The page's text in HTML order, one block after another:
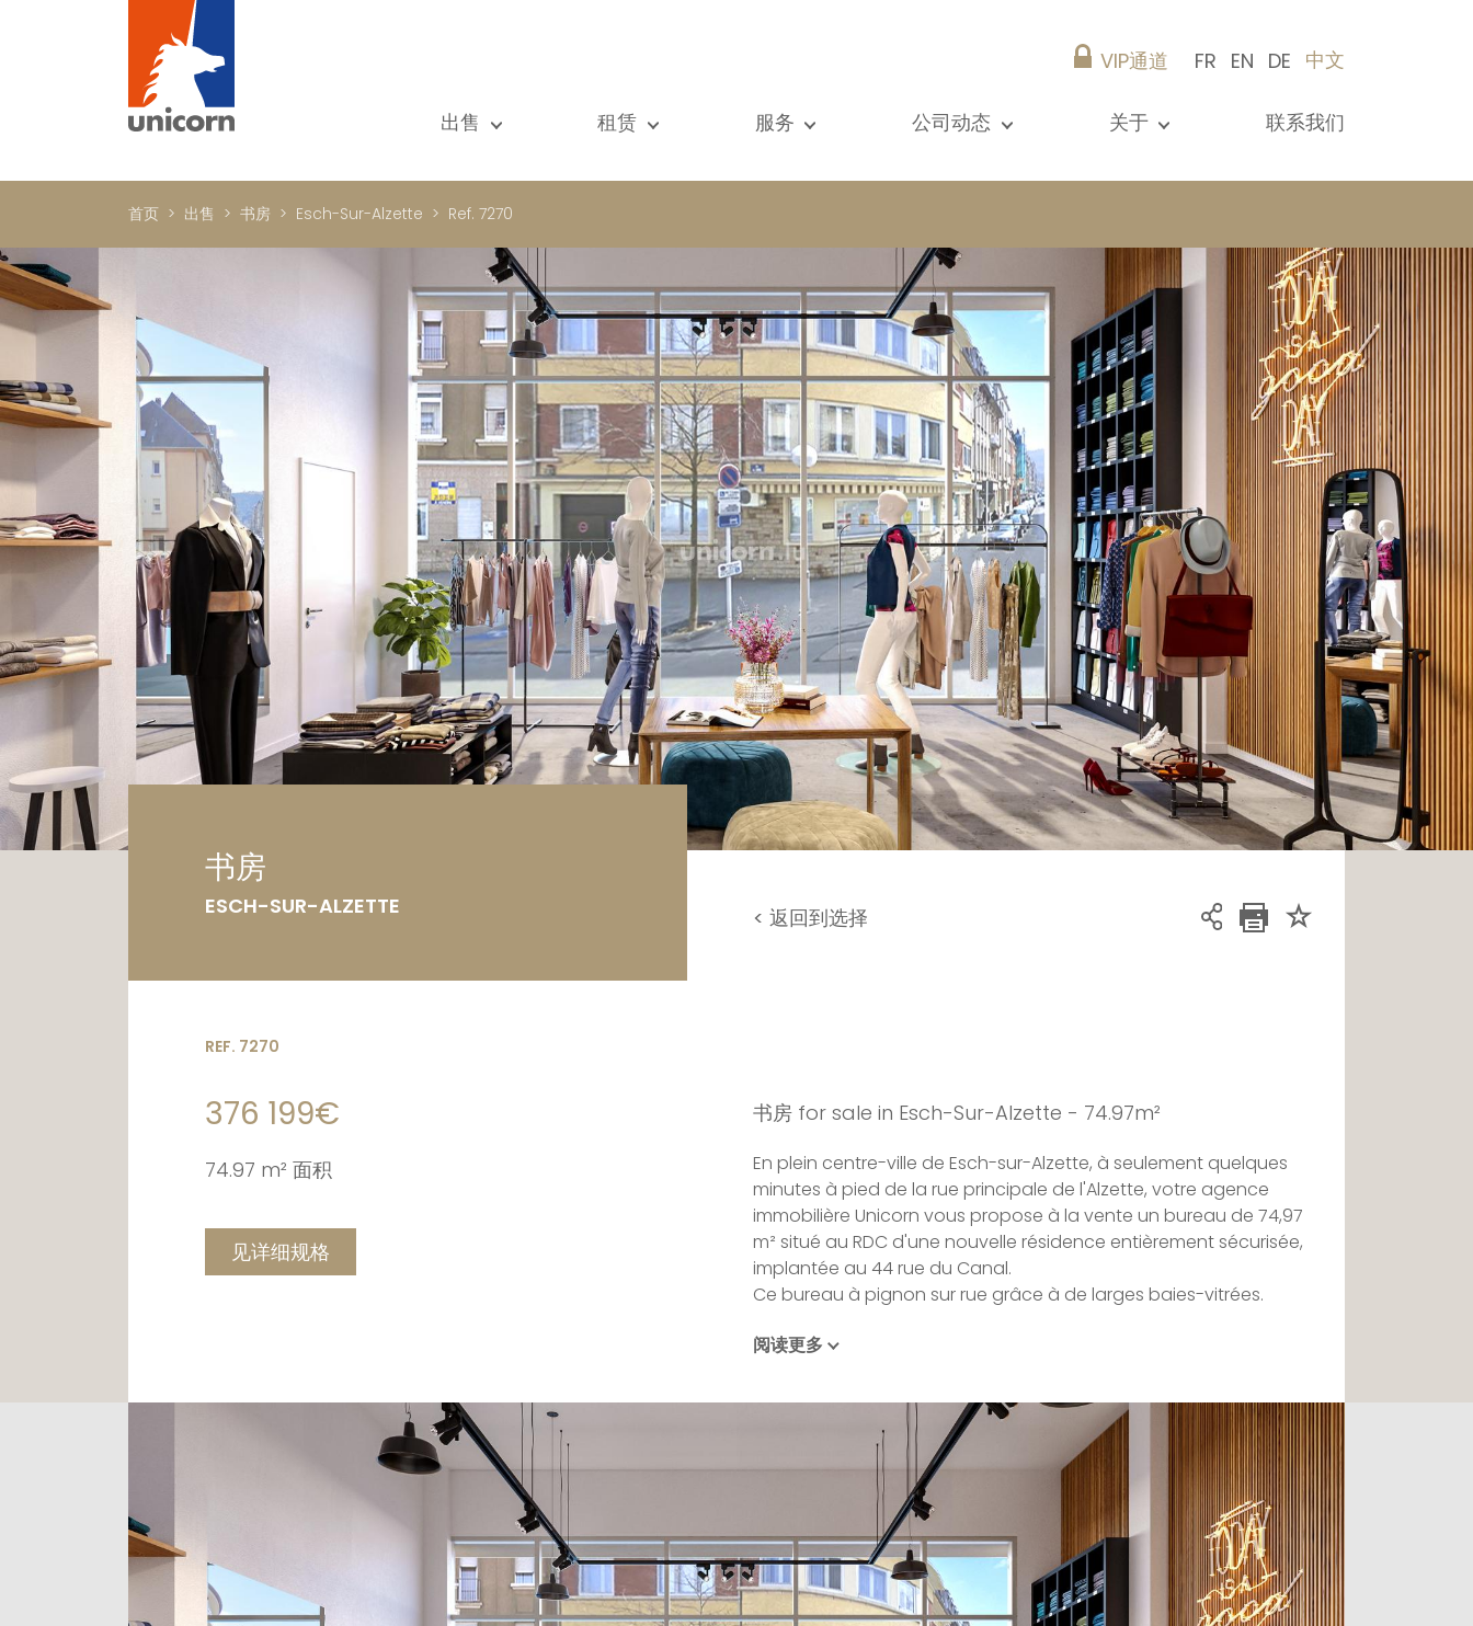
VIP通道 FR EN DE 中文
出售
新建
顶级豪宅
国际的
Investment property
书房
商铺
车库 / 停车场
土地
租赁
国际的
书房
商铺
车库 / 停车场
服务
Vip通道
房屋租赁托管
物业管理
公司动态
博客
关于
建议
职业生涯
联系我们
首页 出售 书房 Esch-Sur-Alzette Ref. 7270
书房
ESCH-SUR-ALZETTE < 返回到选择
REF. 7270
376 199€
74.97 m² 面积
见详细规格
书房 for sale in Esch-Sur-Alzette - 74.97m²
En plein centre-ville de Esch-sur-Alzette, à seulement quelques
minutes à pied de la rue principale de l'Alzette, votre agence
immobilière Unicorn vous propose à la vente un bureau de 74,97
m² situé au RDC d'une nouvelle résidence entièrement sécurisée,
implantée au 44 rue du Canal.
Ce bureau à pignon sur rue grâce à de larges baies-vitrées.
La localisation offre un accès facile à une variété de
les centres commerciaux et les installations de transport. La
proximité du Lycée et de l'Université de Luxembourg, ainsi que la
facilité d'accès au centre de Belval et aux moyens de transport,
rendent la localisation pratique pour les déplacements
Grâce à sa situation privilégiée, ce bureau peut trouver
facilement un locataire. Investissement idéal avec un rendement
locatif intéressant.
阅读更多